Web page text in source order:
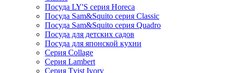
Посуда LY'S серия Horeca
Посуда Sam&Squito серия Classic
Посуда Sam&Squito серия Quadro
Посуда для детских садов
Посуда для японской кухни
Серия Collage
Серия Lambert
Серия Tvist Ivory